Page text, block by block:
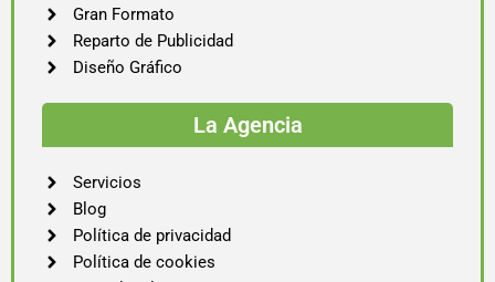
Gran Formato
Reparto de Publicidad
Diseño Gráfico
La Agencia
Servicios
Blog
Política de privacidad
Política de cookies